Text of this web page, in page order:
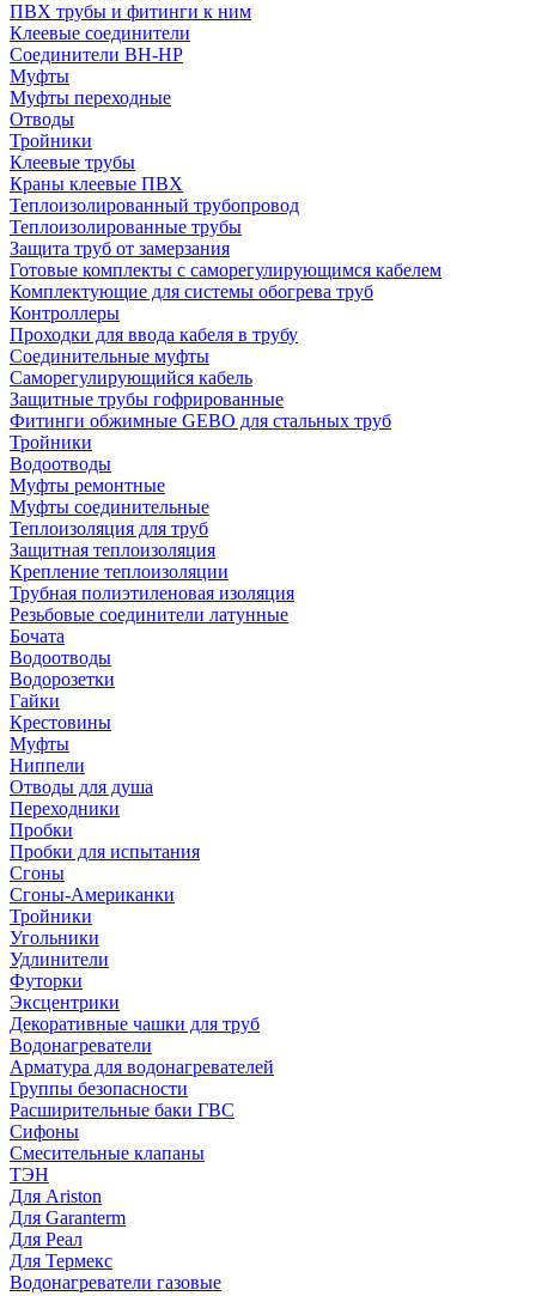
ПВХ трубы и фитинги к ним
Клеевые соединители
Соединители ВН-НР
Муфты
Муфты переходные
Отводы
Тройники
Клеевые трубы
Краны клеевые ПВХ
Теплоизолированный трубопровод
Теплоизолированные трубы
Защита труб от замерзания
Готовые комплекты с саморегулирующимся кабелем
Комплектующие для системы обогрева труб
Контроллеры
Проходки для ввода кабеля в трубу
Соединительные муфты
Саморегулирующийся кабель
Защитные трубы гофрированные
Фитинги обжимные GEBO для стальных труб
Тройники
Водоотводы
Муфты ремонтные
Муфты соединительные
Теплоизоляция для труб
Защитная теплоизоляция
Крепление теплоизоляции
Трубная полиэтиленовая изоляция
Резьбовые соединители латунные
Бочата
Водоотводы
Водорозетки
Гайки
Крестовины
Муфты
Ниппели
Отводы для душа
Переходники
Пробки
Пробки для испытания
Сгоны
Сгоны-Американки
Тройники
Угольники
Удлинители
Футорки
Эксцентрики
Декоративные чашки для труб
Водонагреватели
Арматура для водонагревателей
Группы безопасности
Расширительные баки ГВС
Сифоны
Смесительные клапаны
ТЭН
Для Ariston
Для Garanterm
Для Реал
Для Термекс
Водонагреватели газовые